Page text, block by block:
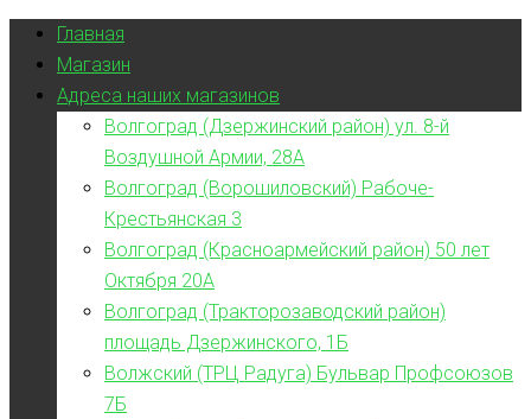
Главная
Магазин
Адреса наших магазинов
Волгоград (Дзержинский район) ул. 8-й
Воздушной Армии, 28А
Волгоград (Ворошиловский) Рабоче-
Крестьянская 3
Волгоград (Красноармейский район) 50 лет
Октября 20А
Волгоград (Тракторозаводский район)
площадь Дзержинского, 1Б
Волжский (ТРЦ Радуга) Бульвар Профсоюзов
7Б